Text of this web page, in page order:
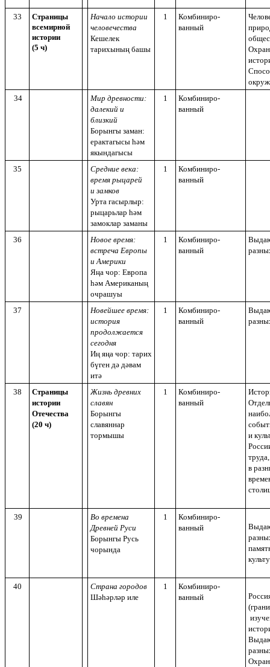
33
Страницы
всемирной
истории
(5 ч)
Начало истории
человечества
Кешелек
тарихының башы
1
Комбиниро-
ванный
34
Мир древности:
далекий и
близкий
Борынгы заман:
ерактагысы һәм
якындагысы
1
Комбиниро-
ванный
35
Средние века:
время рыцарей
и замков
Урта гасырлыр:
рыцарьлар һәм
замоклар заманы
1
Комбиниро-
ванный
36
Новое время:
встреча Европы
и Америки
Яңа чор: Европа
һәм Американың
очрашуы
1
Комбиниро-
ванный
37
Новейшее время:
история
продолжается
сегодня
Иң яңа чор: тарих
бүген дә дәвам
итә
1
Комбиниро-
ванный
38
Страницы
истории
Отечества
(20 ч)
Жизнь древних
славян
Борынгы
славяннар
тормышы
1
Комбиниро-
ванный
и
в
39
Во времена
Древней Руси
Борынгы Русь
чорында
1
Комбиниро-
ванный
40
Страна городов
Шәһәрләр иле
1
Комбиниро-
ванный